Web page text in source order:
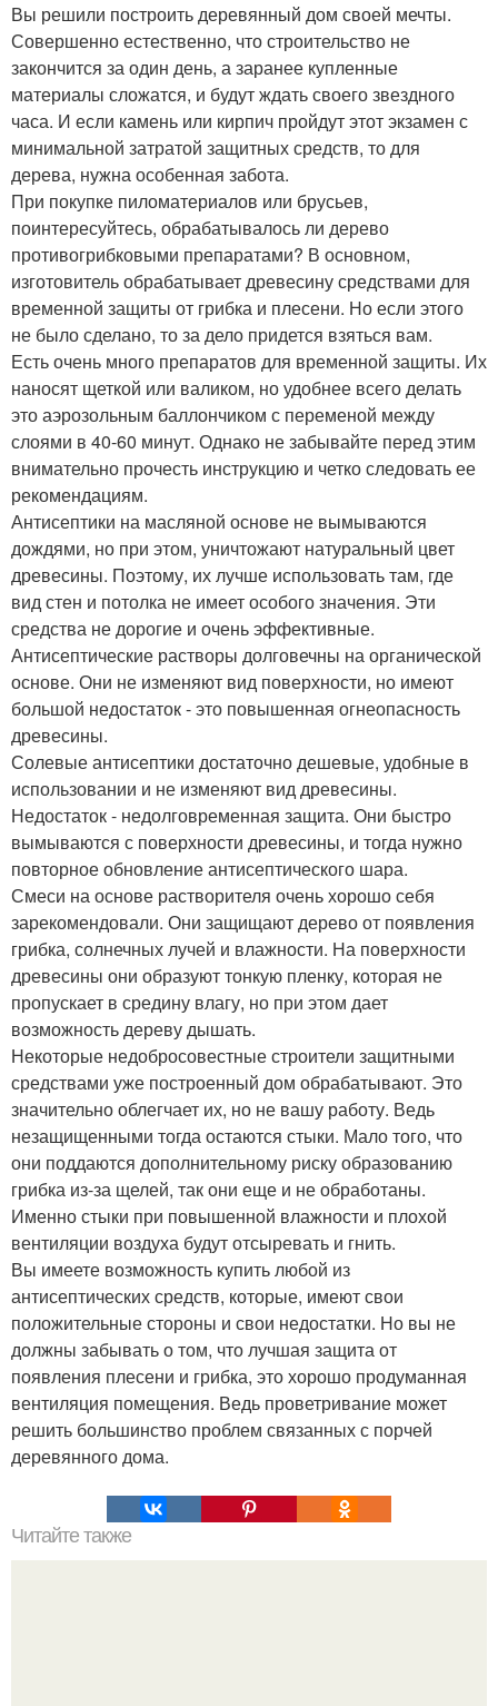
Вы решили построить деревянный дом своей мечты.
Совершенно естественно, что строительство не
закончится за один день, а заранее купленные
материалы сложатся, и будут ждать своего звездного
часа. И если камень или кирпич пройдут этот экзамен с
минимальной затратой защитных средств, то для
дерева, нужна особенная забота.
При покупке пиломатериалов или брусьев,
поинтересуйтесь, обрабатывалось ли дерево
противогрибковыми препаратами? В основном,
изготовитель обрабатывает древесину средствами для
временной защиты от грибка и плесени. Но если этого
не было сделано, то за дело придется взяться вам.
Есть очень много препаратов для временной защиты. Их
наносят щеткой или валиком, но удобнее всего делать
это аэрозольным баллончиком с переменой между
слоями в 40-60 минут. Однако не забывайте перед этим
внимательно прочесть инструкцию и четко следовать ее
рекомендациям.
Антисептики на масляной основе не вымываются
дождями, но при этом, уничтожают натуральный цвет
древесины. Поэтому, их лучше использовать там, где
вид стен и потолка не имеет особого значения. Эти
средства не дорогие и очень эффективные.
Антисептические растворы долговечны на органической
основе. Они не изменяют вид поверхности, но имеют
большой недостаток - это повышенная огнеопасность
древесины.
Солевые антисептики достаточно дешевые, удобные в
использовании и не изменяют вид древесины.
Недостаток - недолговременная защита. Они быстро
вымываются с поверхности древесины, и тогда нужно
повторное обновление антисептического шара.
Смеси на основе растворителя очень хорошо себя
зарекомендовали. Они защищают дерево от появления
грибка, солнечных лучей и влажности. На поверхности
древесины они образуют тонкую пленку, которая не
пропускает в средину влагу, но при этом дает
возможность дереву дышать.
Некоторые недобросовестные строители защитными
средствами уже построенный дом обрабатывают. Это
значительно облегчает их, но не вашу работу. Ведь
незащищенными тогда остаются стыки. Мало того, что
они поддаются дополнительному риску образованию
грибка из-за щелей, так они еще и не обработаны.
Именно стыки при повышенной влажности и плохой
вентиляции воздуха будут отсыревать и гнить.
Вы имеете возможность купить любой из
антисептических средств, которые, имеют свои
положительные стороны и свои недостатки. Но вы не
должны забывать о том, что лучшая защита от
появления плесени и грибка, это хорошо продуманная
вентиляция помещения. Ведь проветривание может
решить большинство проблем связанных с порчей
деревянного дома.
Читайте также